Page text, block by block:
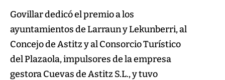
Govillar dedicó el premio a los
ayuntamientos de Larraun y Lekunberri, al
Concejo de Astitz y al Consorcio Turístico
del Plazaola, impulsores de la empresa
gestora Cuevas de Astitz S.L., y tuvo